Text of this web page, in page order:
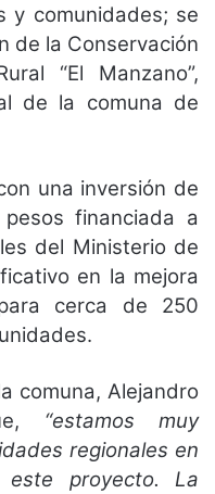
y comunidades; se
de la Conservación
“El Manzano”,
de la comuna de
una inversión de
financiada a
del Ministerio de
en la mejora
cerca de 250
comuna, Alejandro
“estamos muy
regionales en
proyecto. La